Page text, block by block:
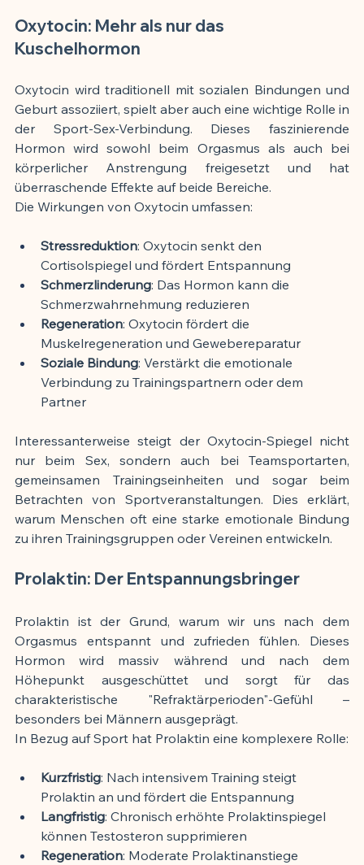
Oxytocin: Mehr als nur das
Kuschelhormon
Oxytocin wird traditionell mit sozialen Bindungen und
Geburt assoziiert, spielt aber auch eine wichtige Rolle in
der Sport-Sex-Verbindung. Dieses faszinierende
Hormon wird sowohl beim Orgasmus als auch bei
körperlicher Anstrengung freigesetzt und hat
überraschende Effekte auf beide Bereiche.
Die Wirkungen von Oxytocin umfassen:
Stressreduktion: Oxytocin senkt den
Cortisolspiegel und fördert Entspannung
Schmerzlinderung: Das Hormon kann die
Schmerzwahrnehmung reduzieren
Regeneration: Oxytocin fördert die
Muskelregeneration und Gewebereparatur
Soziale Bindung: Verstärkt die emotionale
Verbindung zu Trainingspartnern oder dem
Partner
Interessanterweise steigt der Oxytocin-Spiegel nicht
nur beim Sex, sondern auch bei Teamsportarten,
gemeinsamen Trainingseinheiten und sogar beim
Betrachten von Sportveranstaltungen. Dies erklärt,
warum Menschen oft eine starke emotionale Bindung
zu ihren Trainingsgruppen oder Vereinen entwickeln.
Prolaktin: Der Entspannungsbringer
Prolaktin ist der Grund, warum wir uns nach dem
Orgasmus entspannt und zufrieden fühlen. Dieses
Hormon wird massiv während und nach dem
Höhepunkt ausgeschüttet und sorgt für das
charakteristische "Refraktärperioden"-Gefühl –
besonders bei Männern ausgeprägt.
In Bezug auf Sport hat Prolaktin eine komplexere Rolle:
Kurzfristig: Nach intensivem Training steigt
Prolaktin an und fördert die Entspannung
Langfristig: Chronisch erhöhte Prolaktinspiegel
können Testosteron supprimieren
Regeneration: Moderate Prolaktinanstiege